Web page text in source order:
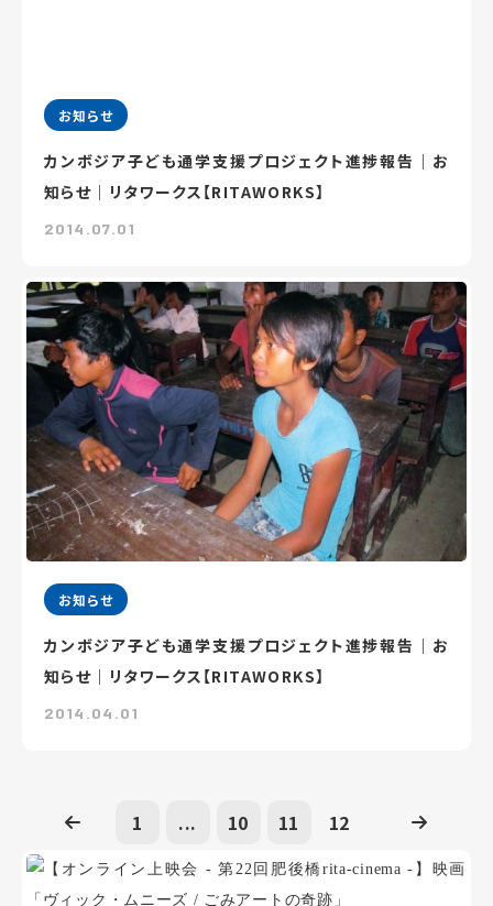
お知らせ
カンボジア子ども通学支援プロジェクト進捗報告｜お
知らせ｜リタワークス【RITAWORKS】
2014.07.01
お知らせ
カンボジア子ども通学支援プロジェクト進捗報告｜お
知らせ｜リタワークス【RITAWORKS】
2014.04.01
1 ... 10 11 12